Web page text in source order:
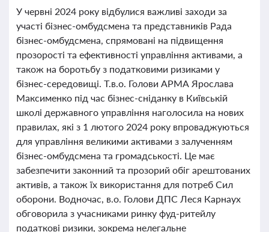
У червні 2024 року відбулися важливі заходи за
участі бізнес-омбудсмена та представників Рада
бізнес-омбудсмена, спрямовані на підвищення
прозорості та ефективності управління активами, а
також на боротьбу з податковими ризиками у
бізнес-середовищі. Т.в.о. Голови АРМА Ярослава
Максименко під час бізнес-сніданку в Київській
школі державного управління наголосила на нових
правилах, які з 1 лютого 2024 року впроваджуються
для управління великими активами з залученням
бізнес-омбудсмена та громадськості. Це має
забезпечити законний та прозорий обіг арештованих
активів, а також їх використання для потреб Сил
оборони. Водночас, в.о. Голови ДПС Леся Карнаух
обговорила з учасниками ринку фуд-ритейлу
податкові ризики, зокрема нелегальне